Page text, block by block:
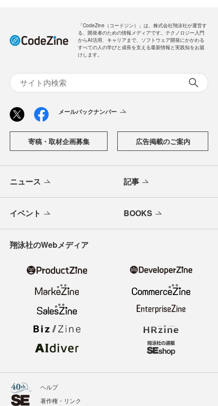
「CodeZine（コードジン）」は、株式会社翔泳社が運営す
る、開発者のための情報メディアです。テクノロジー入門
からAI活用、キャリアまで、ソフトウェア開発にかかわる
すべての人の学びと成長を支える最新情報と実践知をお届
けします。
メールバックナンバー
寄稿・取材企画募集 広告掲載のご案内
ニュース 記事
イベント BOOKS
翔泳社のWebメディア
ヘルプ
著作権・リンク